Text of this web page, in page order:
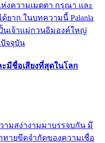
งความเมตตา กรุณา และ
ยาก ในบทความนี้ Palanla
นเจ้าแม่กวนอิมองค์ใหญ่
จจุบัน
มีชื่อเสียงที่สุดในโลก
มสง่างามมาบรรจบกัน มี
ายขีดจำกัดของความเชื่อ